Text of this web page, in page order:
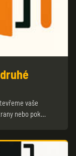
vaše
nebo pok…